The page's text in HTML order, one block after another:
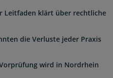
Leitfaden klärt über rechtliche
die Verluste jeder Praxis
wird in Nordrhein